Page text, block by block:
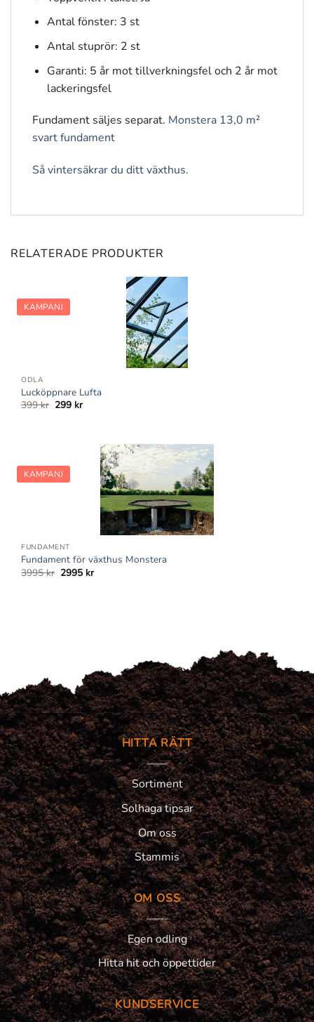
Antal fönster: 3 st
Antal stuprör: 2 st
Garanti: 5 år mot tillverkningsfel och 2 år mot
lackeringsfel
Fundament säljes separat. Monstera 13,0 m²
svart fundament
Så vintersäkrar du ditt växthus.
RELATERADE PRODUKTER
KAMPANJ
ODLA
Lucköppnare Lufta
399kr Det
299 krDet
299 kr.
KAMPANJ
FUNDAMENT
Fundament för växthus Monstera
3995kr Det
2995 krDet
HITTA RÄTT
Sortiment
Solhaga tipsar
Om oss
Stammis
OM OSS
Egen odling
Hitta hit och öppettider
KUNDSERVICE